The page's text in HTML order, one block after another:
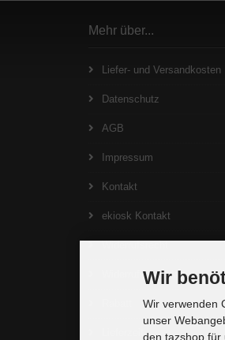
Mehr über...
Liefer- und Versandkosten
Datenschutz
AGB
Impressum
Kontakt
ekiosk Kontakt
Widerrufsrecht
Widerrufsformular
Wir
Wir verwenden
unser
den tazshop für